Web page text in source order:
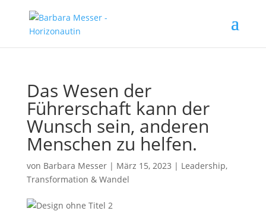
Das Wesen der
Führerschaft kann der
Wunsch sein, anderen
Menschen zu helfen.
von Barbara Messer| März 15, 2023 | Leadership,
Transformation & Wandel